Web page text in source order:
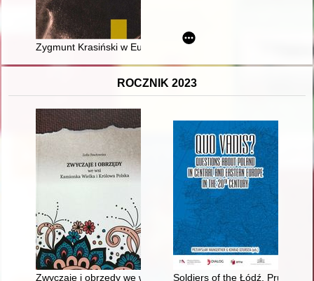
Zygmunt Krasiński w Europie : rekonesans
ROCZNIK 2023
Zwyczaje i obrzędy we wsi Kamionka Wielka i Królowa Polska
Soldiers of the Łódź, Prusy,